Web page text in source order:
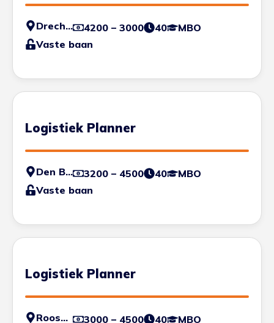
Drechtsteden 4200 – 3000 40
MBO
Vaste baan
Logistiek Planner
Den Bosch 3200 – 4500 40
MBO
Vaste baan
Logistiek Planner
Roosendaal 3000 – 4500 40
MBO